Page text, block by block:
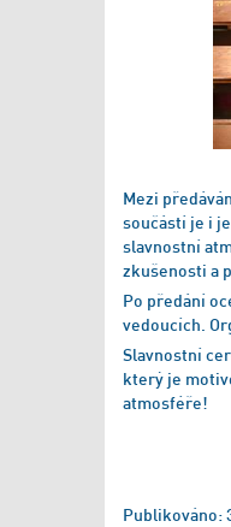
Mezi
součástí je i
slavnostní
zkušenosti a
Po předání
vedoucích.
Slavnostní
který je
atmosféře!
Publikováno: